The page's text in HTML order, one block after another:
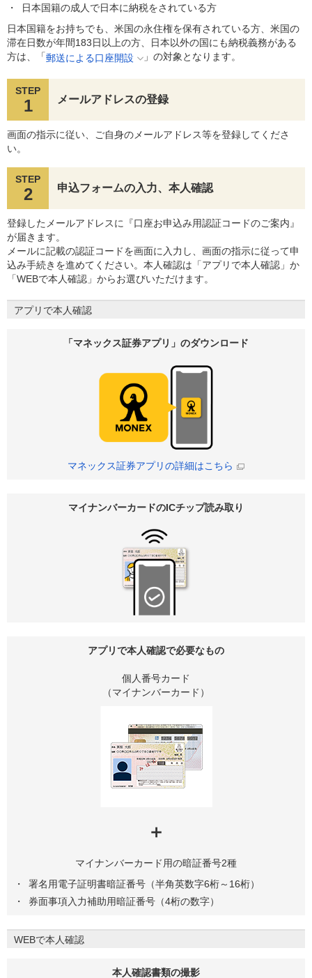
日本国籍の成人で日本に納税をされている方
日本国籍をお持ちでも、米国の永住権を保有されている方、米国の
滞在日数が年間183日以上の方、日本以外の国にも納税義務がある
方は、「郵送による口座開設 」の対象となります。
STEP
1 メールアドレスの登録
画面の指示に従い、ご自身のメールアドレス等を登録してくださ
い。
STEP
2 申込フォームの入力、本人確認
登録したメールアドレスに『口座お申込み用認証コードのご案内』
が届きます。
メールに記載の認証コードを画面に入力し、画面の指示に従って申
込み手続きを進めてください。本人確認は「アプリで本人確認」か
「WEBで本人確認」からお選びいただけます。
アプリで本人確認
「マネックス証券アプリ」のダウンロード
マネックス証券アプリの詳細はこちら
マイナンバーカードのICチップ読み取り
アプリで本人確認で必要なもの
個人番号カード
（マイナンバーカード）
＋
マイナンバーカード用の暗証番号2種
署名用電子証明書暗証番号（半角英数字6桁～16桁）
券面事項入力補助用暗証番号（4桁の数字）
WEBで本人確認
本人確認書類の撮影